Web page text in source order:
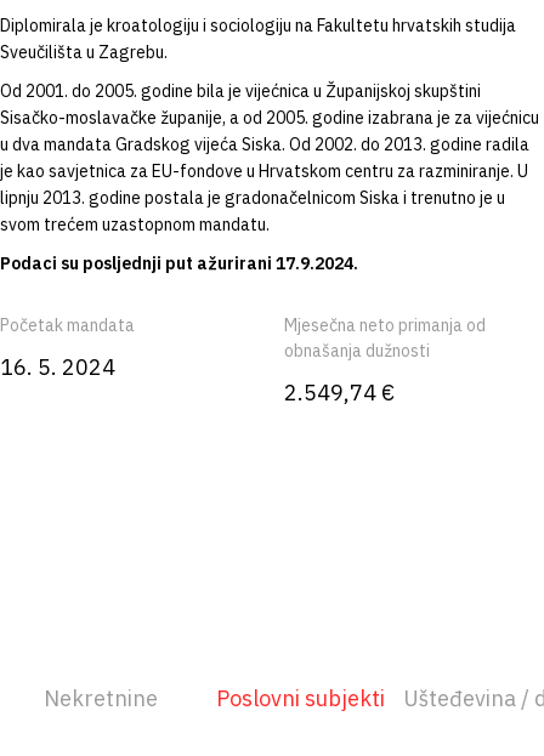
Diplomirala je kroatologiju i sociologiju na Fakultetu hrvatskih studija
Sveučilišta u Zagrebu.
Od 2001. do 2005. godine bila je vijećnica u Županijskoj skupštini
Sisačko-moslavačke županije, a od 2005. godine izabrana je za vijećnicu
u dva mandata Gradskog vijeća Siska. Od 2002. do 2013. godine radila
je kao savjetnica za EU-fondove u Hrvatskom centru za razminiranje. U
lipnju 2013. godine postala je gradonačelnicom Siska i trenutno je u
svom trećem uzastopnom mandatu.
Podaci su posljednji put ažurirani 17.9.2024.
Početak mandata
16. 5. 2024
Mjesečna neto primanja od
obnašanja dužnosti
2.549,74 €
Nekretnine Poslovni subjekti Ušteđevina /